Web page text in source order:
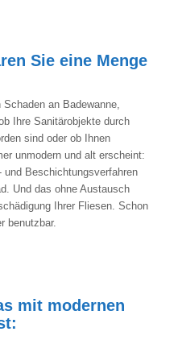
Sie eine Menge
an Badewanne,
Ihre Sanitärobjekte durch
sind oder ob Ihnen
unmodern und alt erscheint:
und Beschichtungsverfahren
Und das ohne Austausch
Ihrer Fliesen. Schon
benutzbar.
mit modernen